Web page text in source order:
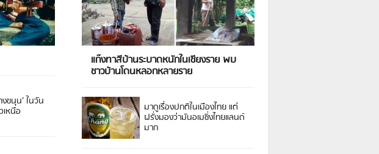
งขนุน’ ในวัน
เหนือ
แก๊งทาสีบ้านระบาดหนักในเชียงราย พบ
ชาวบ้านโดนหลอกหลายราย
มาดูเรื่องปกติในเมืองไทย แต่
ฝรั่งมองว่ามันอเมซิ่งไทยแลนด์
มาก